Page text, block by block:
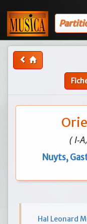
( I-
Nuyts,
Hal Leonard